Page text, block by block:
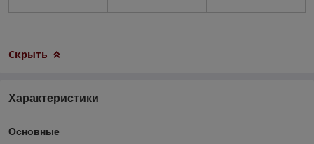
Скрыть
Характеристики
Основные